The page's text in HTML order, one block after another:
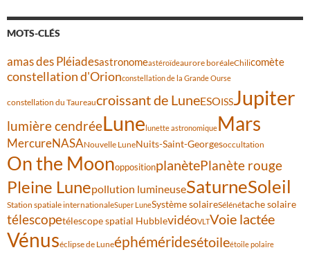
MOTS-CLÉS
amas des Pléiadesastronomeastéroïdeaurore boréaleChilicomète
constellation d'Orionconstellation de la Grande Ourse
constellation du Taureaucroissant de LuneESOISSJupiter
lumière cendréeLunelunette astronomiqueMars
MercureNASANouvelle LuneNuits-Saint-Georgesoccultation
On the MoonoppositionplanètePlanète rouge
Pleine Lunepollution lumineuseSaturneSoleil
Station spatiale internationaleSuper LuneSystème solaireSélénétache solaire
télescopetélescope spatial HubblevidéoVLTVoie lactée
Vénuséclipse de Luneéphéméridesétoileétoile polaire